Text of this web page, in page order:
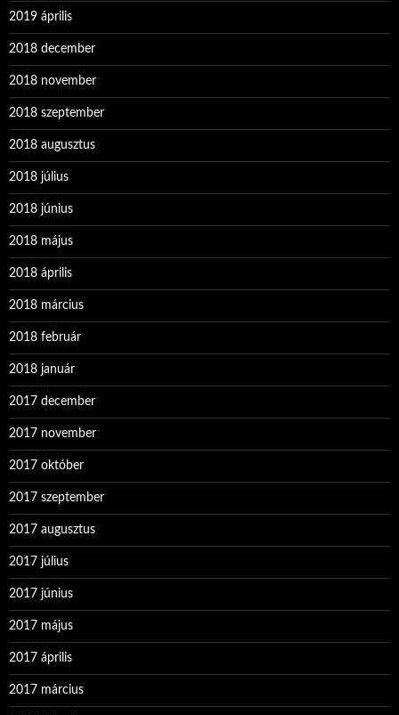
2019 április
2018 december
2018 november
2018 szeptember
2018 augusztus
2018 július
2018 június
2018 május
2018 április
2018 március
2018 február
2018 január
2017 december
2017 november
2017 október
2017 szeptember
2017 augusztus
2017 július
2017 június
2017 május
2017 április
2017 március